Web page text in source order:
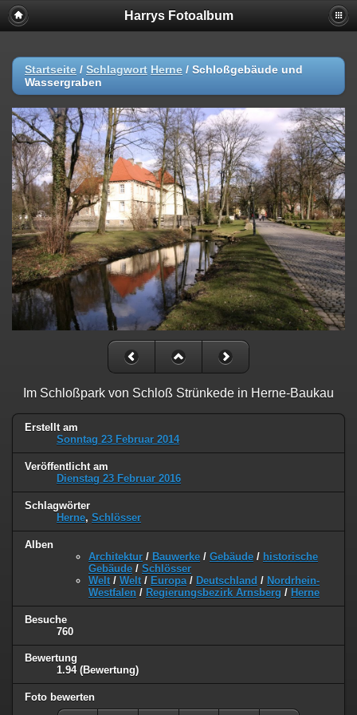
Harrys Fotoalbum
Startseite / Schlagwort Herne / Schloßgebäude und
Wassergraben
Im Schloßpark von Schloß Strünkede in Herne-Baukau
Erstellt am
Sonntag 23 Februar 2014
Veröffentlicht am
Dienstag 23 Februar 2016
Schlagwörter
Herne, Schlösser
Alben
Architektur / Bauwerke / Gebäude / historische
Gebäude / Schlösser
Welt / Welt / Europa / Deutschland / Nordrhein-
Westfalen / Regierungsbezirk Arnsberg / Herne
Besuche
760
Bewertung
1.94 (Bewertung)
Foto bewerten